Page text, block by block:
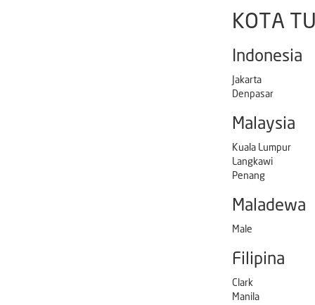
KOTA
Indonesia
Jakarta
Denpasar
Malaysia
Kuala Lumpur
Langkawi
Penang
Maladewa
Male
Filipina
Clark
Manila